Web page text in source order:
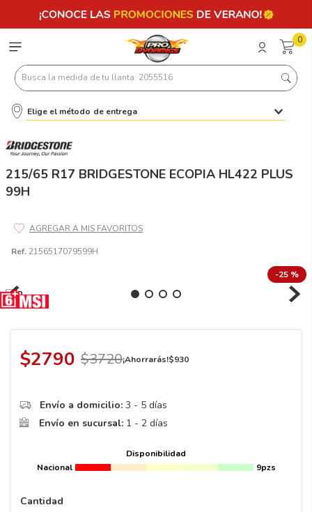
0
Busca la medida de tu llanta: 2055516
Elige el método de entrega
215/65 R17 BRIDGESTONE ECOPIA HL422 PLUS
99H
Ref. 2156517079599H
-25 %
$2790 $3720¡Ahorrarás!$930
Envío a domicilio: 3 - 5 días
Envío en sucursal: 1 - 2 días
Disponibilidad
Nacional
9pzs
Cantidad
Términos más buscados
7.245
10.
175